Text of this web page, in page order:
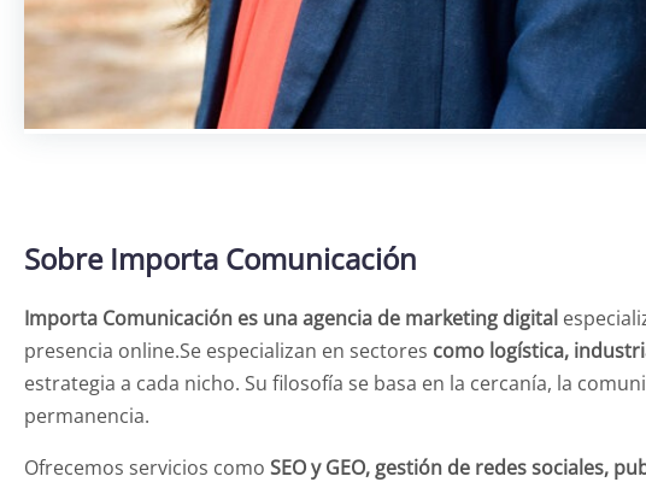
Sobre Importa Comunicación
Importa Comunicación es una agencia de marketing digital
presencia online.Se especializan en sectores como logística,
estrategia a cada nicho. Su filosofía se basa en la cercanía, la
permanencia.
Ofrecemos servicios como SEO y GEO, gestión de redes sociales,